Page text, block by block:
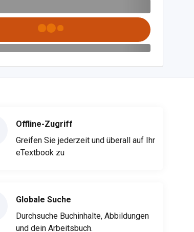
Offline-Zugriff
Greifen Sie jederzeit und überall auf Ihr
eTextbook zu
Globale Suche
Durchsuche Buchinhalte, Abbildungen
und dein Arbeitsbuch.